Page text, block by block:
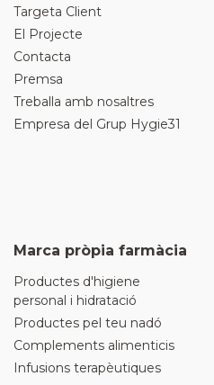
Targeta Client
El Projecte
Contacta
Premsa
Treballa amb nosaltres
Empresa del Grup Hygie31
Marca pròpia farmàcia
Productes d'higiene
personal i hidratació
Productes pel teu nadó
Complements alimenticis
Infusions terapèutiques